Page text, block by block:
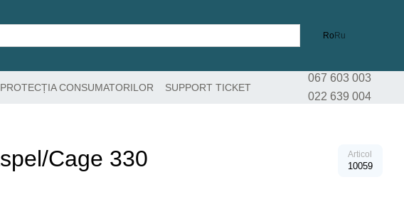
Ro Ru
PROTECȚIA CONSUMATORILOR SUPPORT TICKET
067 603 003
022 639 004
Cage 330 Articol
10059